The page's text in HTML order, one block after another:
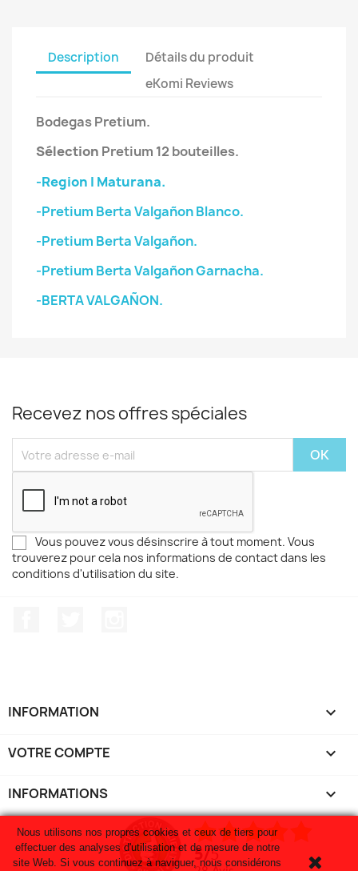
Description
Détails du produit
eKomi Reviews
BodegasPretium.
Sélection Pretium 12 bouteilles.
-Region I Maturana.
-Pretium Berta Valgañon Blanco.
-Pretium Berta Valgañon.
-Pretium Berta Valgañon Garnacha.
-BERTA VALGAÑON.
Recevez nos offres spéciales
Vous pouvez vous désinscrire à tout moment. Vous
trouverez pour cela nos informations de contact dans les
conditions d'utilisation du site.
INFORMATION 
VOTRE COMPTE 
INFORMATIONS keyboard_arrow_down
5/5
Nous utilisons nos propres cookies et ceux de tiers pour
effectuer des analyses d'utilisation et de mesure de notre
site Web. Si vous continuez à naviguer, nous considérons